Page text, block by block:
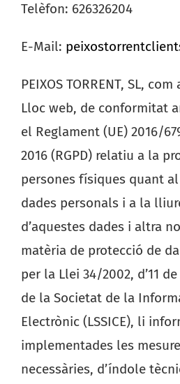
Telèfon: 626326204
E-Mail:
PEIXOS TORRENT, SL,
Lloc web, de conformitat
el Reglament (UE) 2016/
2016 (RGPD) relatiu a la
persones físiques quant
dades personals i a la
d’aquestes dades i altra
matèria de protecció de
per la Llei 34/2002, d’11
de la Societat de la
Electrònic (LSSICE), li
implementades les
necessàries, d’índole